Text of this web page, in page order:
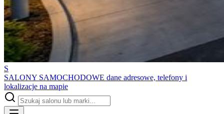
S
SALONY SAMOCHODOWE dane adresowe, telefony i
lokalizacje na mapie